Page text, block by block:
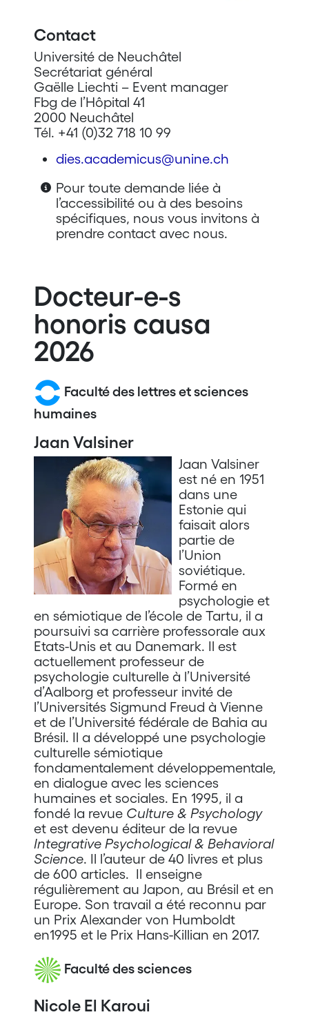
Contact
Université de Neuchâtel
Secrétariat général
Gaëlle Liechti – Event manager
Fbg de l’Hôpital 41
2000 Neuchâtel
Tél. +41 (0)32 718 10 99
dies.academicus@unine.ch
Pour toute demande liée à
l’accessibilité ou à des besoins
spécifiques, nous vous invitons à
prendre contact avec nous.
Docteur-e-s
honoris causa
2026
Faculté des lettres et sciences
humaines
Jaan Valsiner
Jaan Valsiner
est né en 1951
dans une
Estonie qui
faisait alors
partie de
l’Union
soviétique.
Formé en
psychologie et
en sémiotique de l’école de Tartu, il a
poursuivi sa carrière professorale aux
Etats-Unis et au Danemark. Il est
actuellement professeur de
psychologie culturelle à l’Université
d’Aalborg et professeur invité de
l’Universités Sigmund Freud à Vienne
et de l’Université fédérale de Bahia au
Brésil. Il a développé une psychologie
culturelle sémiotique
fondamentalement développementale,
en dialogue avec les sciences
humaines et sociales. En 1995, il a
fondé la revue Culture & Psychology
et est devenu éditeur de la revue
Integrative Psychological & Behavioral
Science. Il l’auteur de 40 livres et plus
de 600 articles. Il enseigne
régulièrement au Japon, au Brésil et en
Europe. Son travail a été reconnu par
un Prix Alexander von Humboldt
en1995 et le Prix Hans-Killian en 2017.
Faculté des sciences
Nicole El Karoui